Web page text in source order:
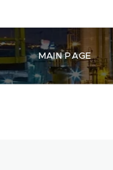
MAIN PAGE